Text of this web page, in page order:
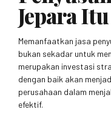
Jepara
Memanfaatkan jasa
bukan sekadar untuk
merupakan investasi
dengan baik akan
perusahaan dalam
efektif.